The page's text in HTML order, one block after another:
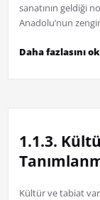
sanatının geldiği
Anadolu’nun
Daha fazlasını
1.1.3.
Kültür ve tabiat